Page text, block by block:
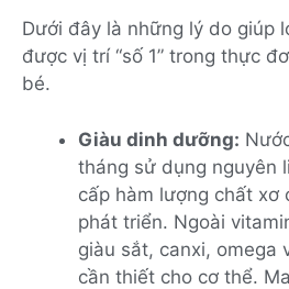
Dưới đây là những lý do giúp
được vị trí “số 1” trong thực
bé.
Giàu dinh dưỡng:
tháng sử dụng nguyên
cấp hàm lượng chất xơ
phát triển. Ngoài
giàu sắt, canxi, omega
cần thiết cho cơ thể.